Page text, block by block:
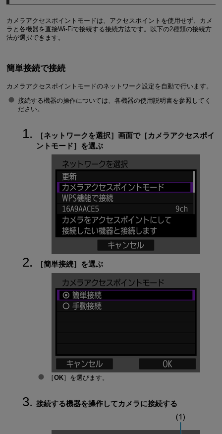
カメラアクセスポイントモードは、アクセスポイントを使用せず、カメ
ラと各機器を直接Wi-Fiで接続する接続方法です。以下の2種類の接続方
法が選択できます。
簡単接続で接続
カメラアクセスポイントモードのネットワーク設定を自動で行います。
接続する機器の操作については、各機器の使用説明書を参照してく
ださい。
［ネットワークを選択］画面で［カメラアクセスポイ
ントモード］を選ぶ
［簡単接続］を選ぶ
［OK］を選びます。
接続する機器を操作してカメラに接続する